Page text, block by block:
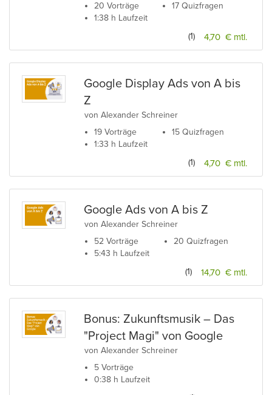
20 Vorträge
1:38 h Laufzeit
17 Quizfragen
4,70 € mtl.
(1)
Google Display Ads von A bis
Z
von Alexander Schreiner
19 Vorträge
1:33 h Laufzeit
15 Quizfragen
4,70 € mtl.
(1)
Google Ads von A bis Z
von Alexander Schreiner
52 Vorträge
5:43 h Laufzeit
20 Quizfragen
14,70 € mtl.
(1)
Bonus: Zukunftsmusik – Das
"Project Magi" von Google
von Alexander Schreiner
5 Vorträge
0:38 h Laufzeit